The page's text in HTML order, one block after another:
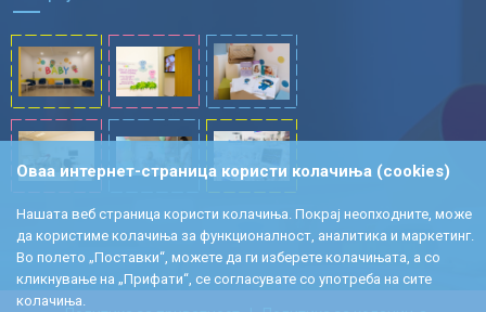
Оваа интернет-страница користи колачиња (cookies)
Нашата веб страница користи колачиња. Покрај неопходните, може
да користиме колачиња за функционалност, аналитика и маркетинг.
Во полето „Поставки“, можете да ги изберете колачињата, а со
кликнување на „Прифати“, се согласувате со употреба на сите
колачиња.